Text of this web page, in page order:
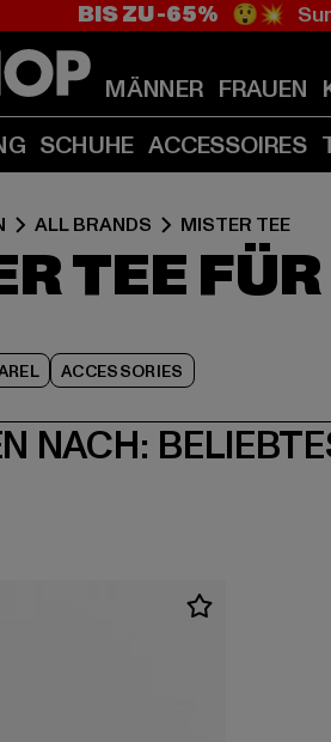
BIS ZU -65% 😲💥
MÄNNER FRAUEN
SCHUHE ACCESSOIRES
ALL BRANDS MISTER TEE
TEE
ACCESSORIES
NACH: